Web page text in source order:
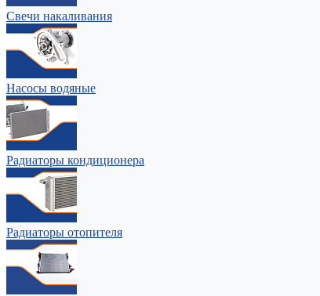
Свечи накаливания
Насосы водяные
Радиаторы кондиционера
Радиаторы отопителя